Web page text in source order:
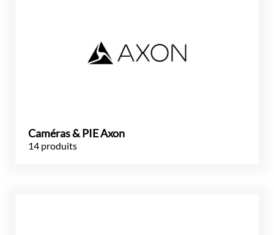
Caméras & PIE Axon
14 produits